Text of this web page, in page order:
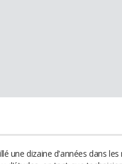
une dizaine d'années dans les